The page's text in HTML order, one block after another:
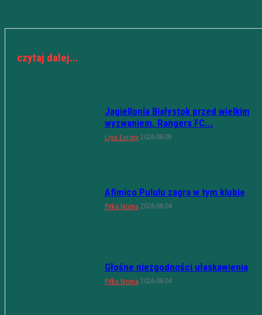
czytaj dalej...
Jagiellonia Białystok przed wielkim
wyzwaniem. Rangers FC...
Liga Europy 2026-08-05
Afimico Pululu zagra w tym klubie
Piłka Nożna 2026-08-04
Głośne niezgodności ułaskawienia
Piłka Nożna 2026-08-04